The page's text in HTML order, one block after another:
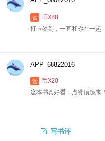
赏
币X88
打卡签到，一直和你在一起
APP_68822016
赏
币X20
这本书真好看，点赞顶起来！
 写书评